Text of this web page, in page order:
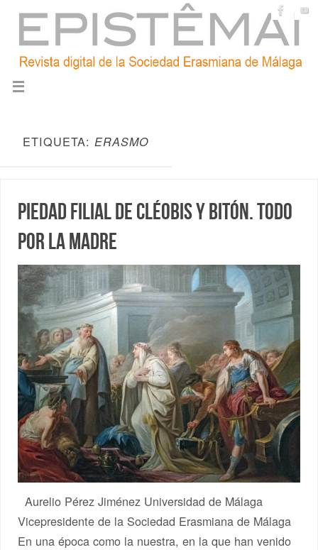
ETIQUETA: ERASMO
Piedad filial de Cléobis y Bitón. Todo
por la madre
Aurelio Pérez Jiménez Universidad de Málaga
Vicepresidente de la Sociedad Erasmiana de Málaga
En una época como la nuestra, en la que han venido